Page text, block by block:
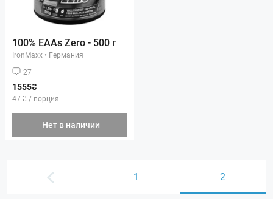
100% EAAs Zero - 500 г
IronMaxx • Германия
27
1555₴
47 ₴ / порция
Нет в наличии
1 2